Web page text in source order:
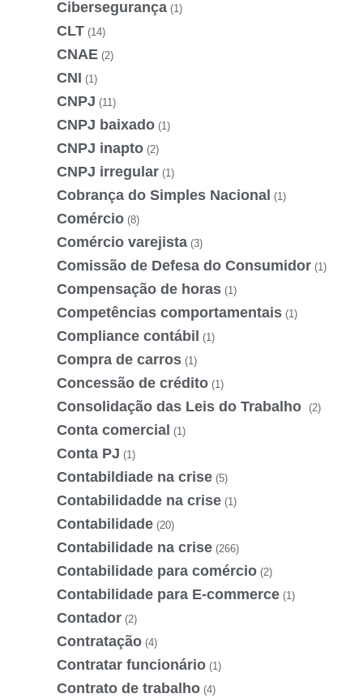
Cibersegurança (1)
CLT (14)
CNAE (2)
CNI (1)
CNPJ (11)
CNPJ baixado (1)
CNPJ inapto (2)
CNPJ irregular (1)
Cobrança do Simples Nacional (1)
Comércio (8)
Comércio varejista (3)
Comissão de Defesa do Consumidor (1)
Compensação de horas (1)
Competências comportamentais (1)
Compliance contábil (1)
Compra de carros (1)
Concessão de crédito (1)
Consolidação das Leis do Trabalho (2)
Conta comercial (1)
Conta PJ (1)
Contabildiade na crise (5)
Contabilidadde na crise (1)
Contabilidade (20)
Contabilidade na crise (266)
Contabilidade para comércio (2)
Contabilidade para E-commerce (1)
Contador (2)
Contratação (4)
Contratar funcionário (1)
Contrato de trabalho (4)